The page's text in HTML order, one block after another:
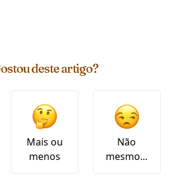
deste artigo?
Mais ou
menos
Não
mesmo...